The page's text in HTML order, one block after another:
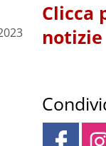
Clicca
notizie